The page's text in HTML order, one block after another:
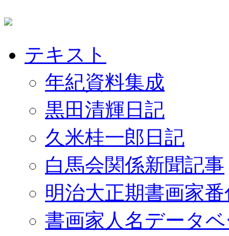
テキスト
年紀資料集成
黒田清輝日記
久米桂一郎日記
白馬会関係新聞記事
明治大正期書画家
書画家人名データ